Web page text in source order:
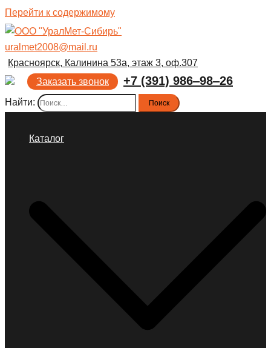
Перейти к содержимому
uralmet2008@mail.ru
Красноярск, Калинина 53а, этаж 3, оф.307
Заказать звонок
+7 (391) 986‒98‒26
Найти:
Каталог